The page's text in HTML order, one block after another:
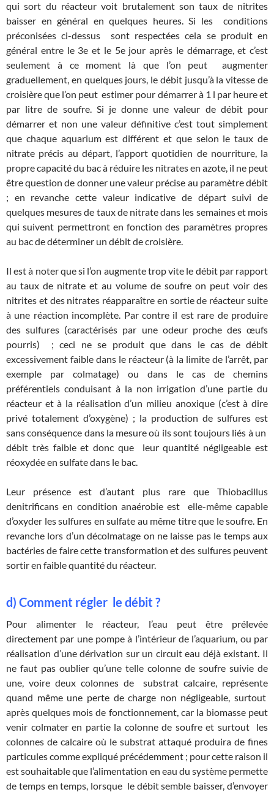
qui sort du réacteur voit brutalement son taux de nitrites
baisser en général en quelques heures. Si les conditions
préconisées ci-dessus sont respectées cela se produit en
général entre le 3e et le 5e jour après le démarrage, et c’est
seulement à ce moment là que l’on peut augmenter
graduellement, en quelques jours, le débit jusqu’à la vitesse de
croisière que l’on peut estimer pour démarrer à 1 l par heure et
par litre de soufre. Si je donne une valeur de débit pour
démarrer et non une valeur définitive c’est tout simplement
que chaque aquarium est différent et que selon le taux de
nitrate précis au départ, l’apport quotidien de nourriture, la
propre capacité du bac à réduire les nitrates en azote, il ne peut
être question de donner une valeur précise au paramètre débit
; en revanche cette valeur indicative de départ suivi de
quelques mesures de taux de nitrate dans les semaines et mois
qui suivent permettront en fonction des paramètres propres
au bac de déterminer un débit de croisière.
Il est à noter que si l’on augmente trop vite le débit par rapport
au taux de nitrate et au volume de soufre on peut voir des
nitrites et des nitrates réapparaître en sortie de réacteur suite
à une réaction incomplète. Par contre il est rare de produire
des sulfures (caractérisés par une odeur proche des œufs
pourris) ; ceci ne se produit que dans le cas de débit
excessivement faible dans le réacteur (à la limite de l’arrêt, par
exemple par colmatage) ou dans le cas de chemins
préférentiels conduisant à la non irrigation d’une partie du
réacteur et à la réalisation d’un milieu anoxique (c’est à dire
privé totalement d’oxygène) ; la production de sulfures est
sans conséquence dans la mesure où ils sont toujours liés à un
débit très faible et donc que leur quantité négligeable est
réoxydée en sulfate dans le bac.
Leur présence est d’autant plus rare que Thiobacillus
denitrificans en condition anaérobie est elle-même capable
d’oxyder les sulfures en sulfate au même titre que le soufre. En
revanche lors d’un décolmatage on ne laisse pas le temps aux
bactéries de faire cette transformation et des sulfures peuvent
sortir en faible quantité du réacteur.
d) Comment régler le débit ?
Pour alimenter le réacteur, l’eau peut être prélevée
directement par une pompe à l’intérieur de l’aquarium, ou par
réalisation d’une dérivation sur un circuit eau déjà existant. Il
ne faut pas oublier qu’une telle colonne de soufre suivie de
une, voire deux colonnes de substrat calcaire, représente
quand même une perte de charge non négligeable, surtout
après quelques mois de fonctionnement, car la biomasse peut
venir colmater en partie la colonne de soufre et surtout les
colonnes de calcaire où le substrat attaqué produira de fines
particules comme expliqué précédemment ; pour cette raison il
est souhaitable que l’alimentation en eau du système permette
de temps en temps, lorsque le débit semble baisser, d’envoyer